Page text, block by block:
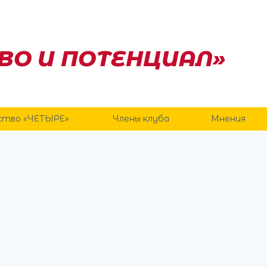
И ПОТЕНЦИАЛ»
«ЧЕТЫРЕ» Члены клуба Мнения